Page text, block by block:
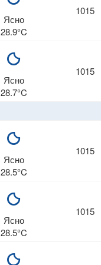
Ясно
28.9°C
1015
Ясно
28.7°C
1015
Ясно
28.5°C
1015
Ясно
28.5°C
1015